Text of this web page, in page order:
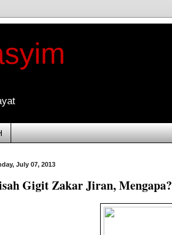
July 07, 2013
Gigit Zakar Jiran, Mengapa?